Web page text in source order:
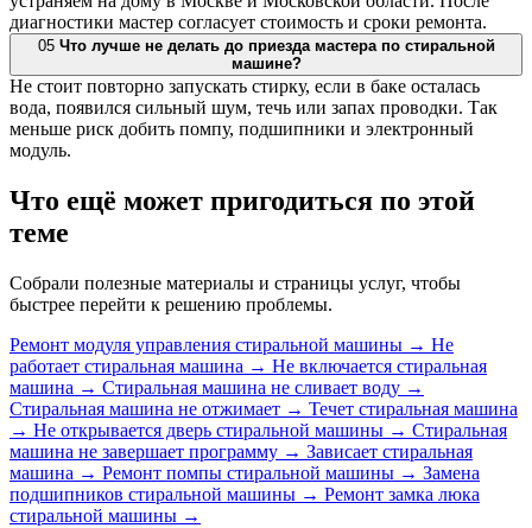
диагностики мастер согласует стоимость и сроки ремонта.
05 Что лучше не делать до приезда мастера по стиральной
машине?
Не стоит повторно запускать стирку, если в баке осталась
вода, появился сильный шум, течь или запах проводки. Так
меньше риск добить помпу, подшипники и электронный
модуль.
Что ещё может пригодиться по этой
теме
Собрали полезные материалы и страницы услуг, чтобы
быстрее перейти к решению проблемы.
Ремонт модуля управления стиральной машины → Не
работает стиральная машина → Не включается стиральная
машина → Стиральная машина не сливает воду →
Стиральная машина не отжимает → Течет стиральная машина
→ Не открывается дверь стиральной машины → Стиральная
машина не завершает программу → Зависает стиральная
машина → Ремонт помпы стиральной машины → Замена
подшипников стиральной машины → Ремонт замка люка
стиральной машины →